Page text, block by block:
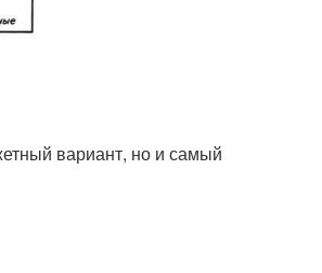
вариант, но и самый